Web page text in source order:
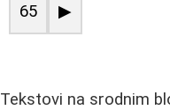
65 ▶
Tekstovi na srodnim